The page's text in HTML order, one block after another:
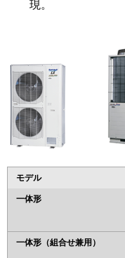
現。
モデル
一体形
一体形（組合せ兼用）